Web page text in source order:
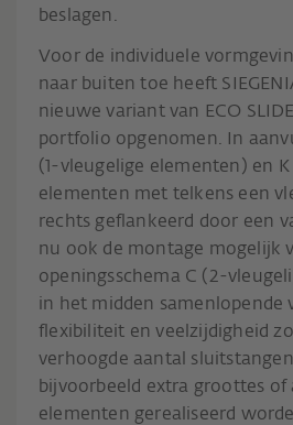
beslagen.
Voor de individuele
naar buiten toe heeft
nieuwe variant van ECO
portfolio opgenomen. In
(1-vleugelige elementen) en
elementen met telkens een
rechts geflankeerd door een
nu ook de montage mogelijk
openingsschema C (2-
in het midden samenlopende
flexibiliteit en veelzijdigheid
verhoogde aantal
bijvoorbeeld extra groottes of
elementen gerealiseerd